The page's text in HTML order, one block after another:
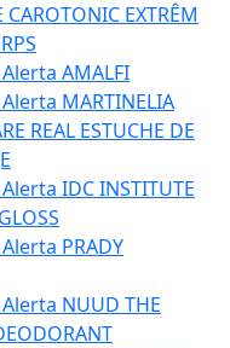
CAROTONIC EXTRÊM
AMALFI
MARTINELIA
REAL ESTUCHE DE
IDC INSTITUTE
PRADY
NUUD THE